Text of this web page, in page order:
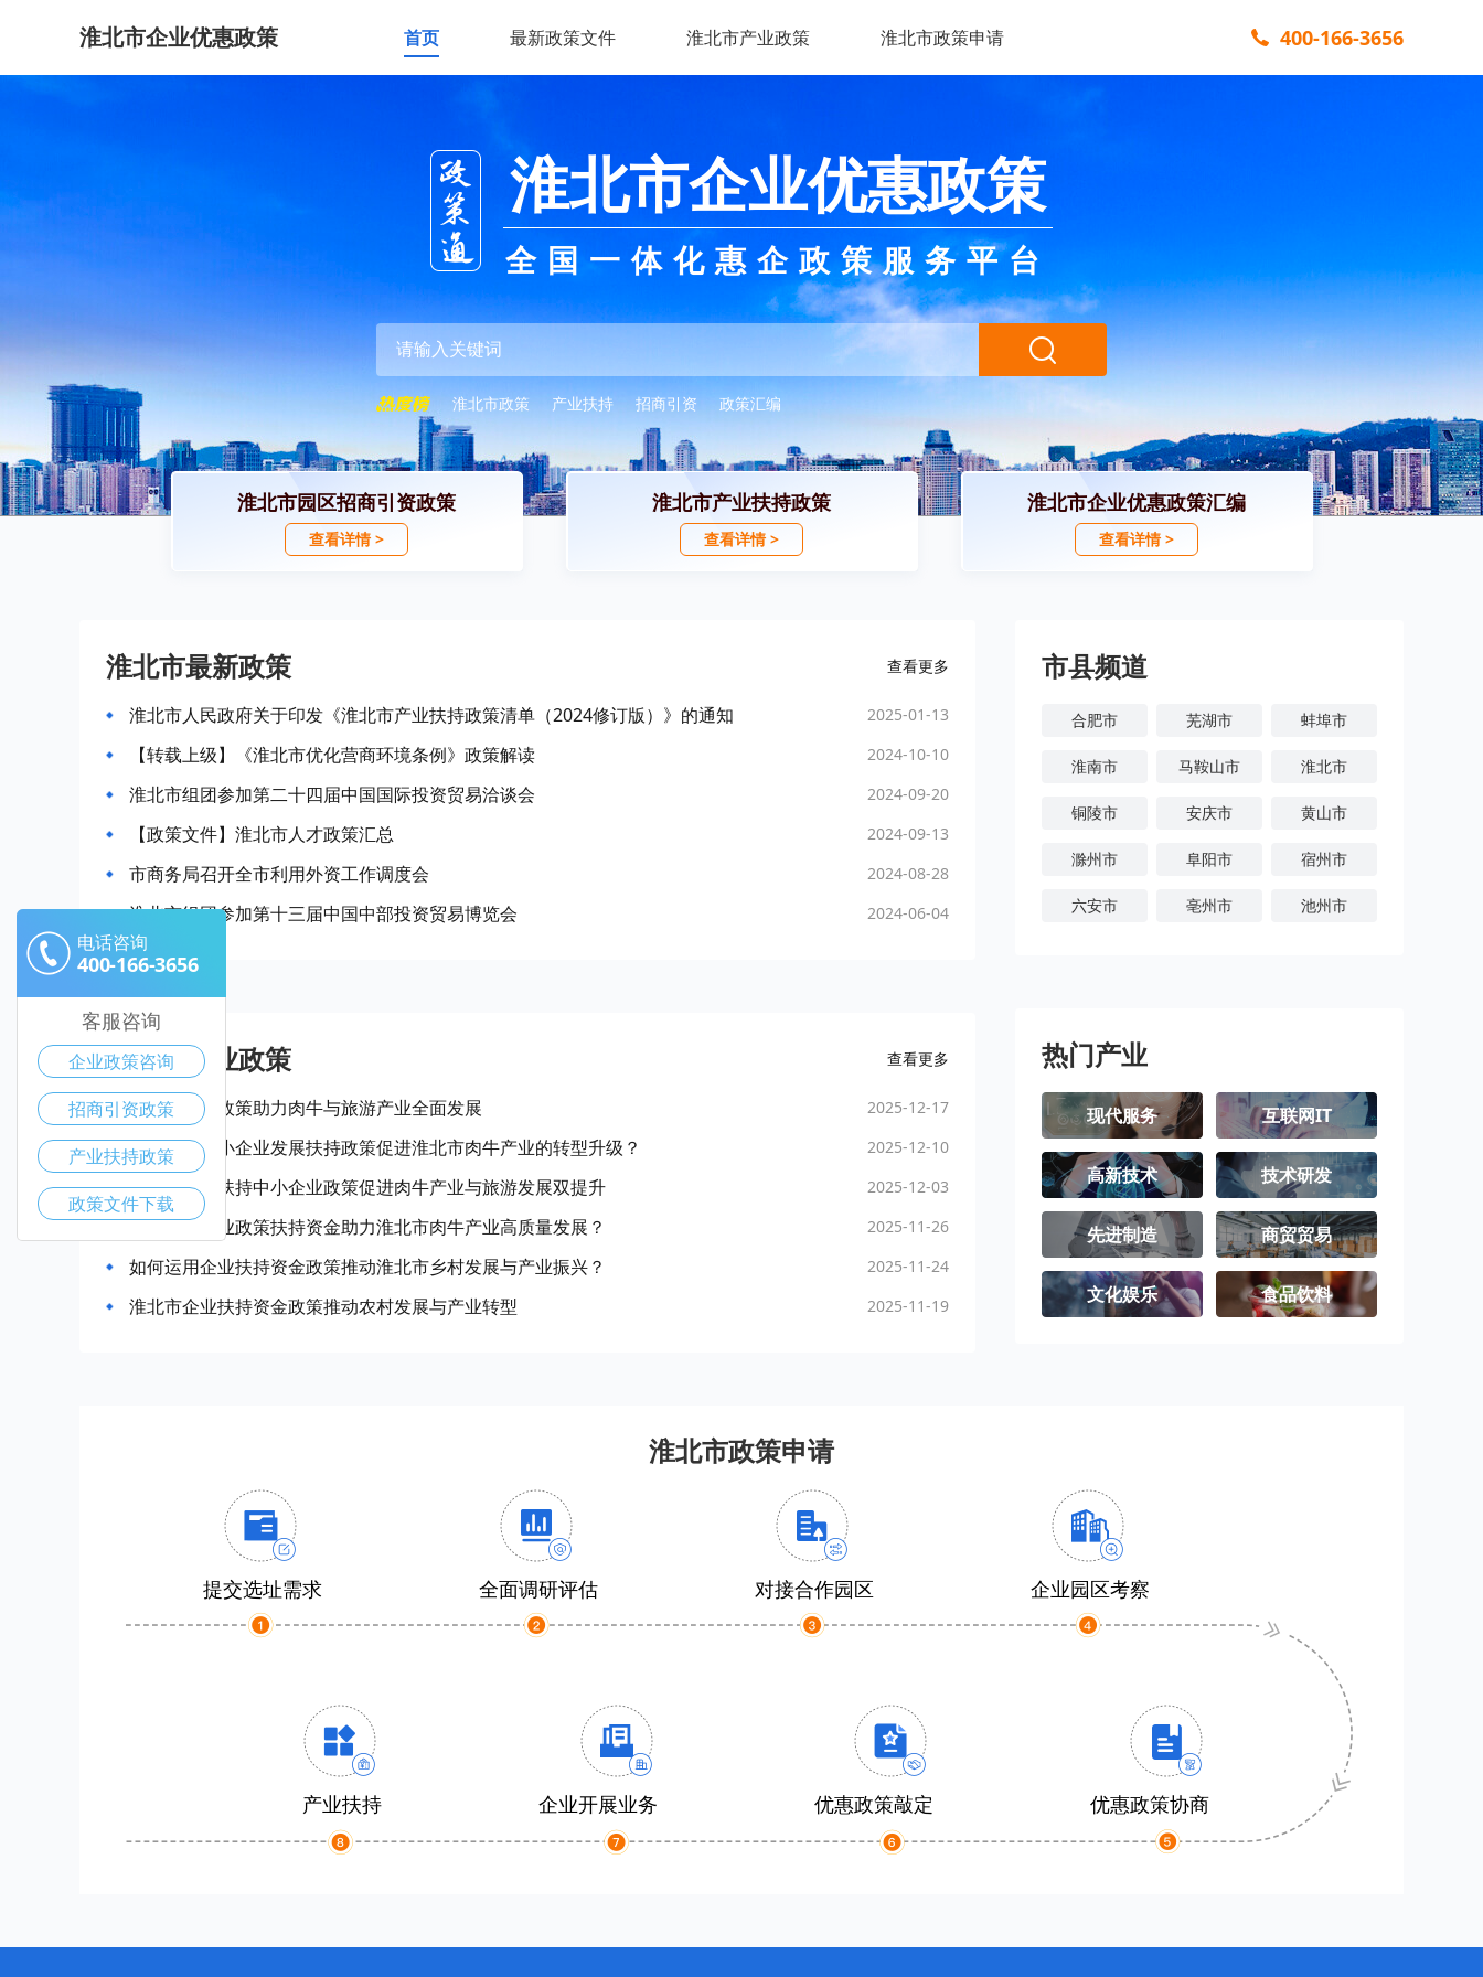
淮北市企业优惠政策 首页 最新政策文件 淮北市产业政策 淮北市政策申请 400-166-3656
淮北市企业优惠政策
全国一体化惠企政策服务平台
淮北市政策 产业扶持 招商引资 政策汇编
淮北市园区招商引资政策
查看详情 >
淮北市产业扶持政策
查看详情 >
淮北市企业优惠政策汇编
查看详情 >
淮北市最新政策 查看更多
淮北市人民政府关于印发《淮北市产业扶持政策清单（2024修订版）》的通知 2025-01-13
【转载上级】《淮北市优化营商环境条例》政策解读 2024-10-10
淮北市组团参加第二十四届中国国际投资贸易洽谈会 2024-09-20
【政策文件】淮北市人才政策汇总 2024-09-13
市商务局召开全市利用外资工作调度会 2024-08-28
淮北市组团参加第十三届中国中部投资贸易博览会 2024-06-04
淮北市产业政策 查看更多
淮北市惠企政策助力肉牛与旅游产业全面发展 2025-12-17
如何利用中小企业发展扶持政策促进淮北市肉牛产业的转型升级？ 2025-12-10
淮北市政府扶持中小企业政策促进肉牛产业与旅游发展双提升 2025-12-03
如何通过企业政策扶持资金助力淮北市肉牛产业高质量发展？ 2025-11-26
如何运用企业扶持资金政策推动淮北市乡村发展与产业振兴？ 2025-11-24
淮北市企业扶持资金政策推动农村发展与产业转型 2025-11-19
市县频道
合肥市 芜湖市 蚌埠市
淮南市 马鞍山市 淮北市
铜陵市 安庆市 黄山市
滁州市 阜阳市 宿州市
六安市 亳州市 池州市
热门产业
现代服务 互联网IT
高新技术 技术研发
先进制造 商贸贸易
文化娱乐 食品饮料
淮北市政策申请
提交选址需求 全面调研评估 对接合作园区 企业园区考察
产业扶持 企业开展业务 优惠政策敲定 优惠政策协商
电话咨询
400-166-3656
客服咨询
企业政策咨询
招商引资政策
产业扶持政策
政策文件下载